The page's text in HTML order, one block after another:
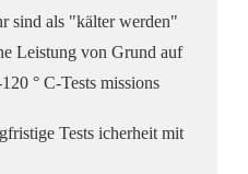
sind als "kälter werden"
Leistung von Grund auf
° C-Tests missions
Tests icherheit mit